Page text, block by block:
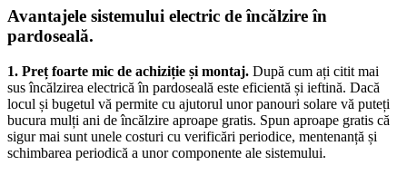
Avantajele sistemului electric de încălzire în
pardoseală.
1. Preț foarte mic de achiziție și montaj. După cum ați citit mai
sus încălzirea electrică în pardoseală este eficientă și ieftină. Dacă
locul și bugetul vă permite cu ajutorul unor panouri solare vă puteți
bucura mulți ani de încălzire aproape gratis. Spun aproape gratis că
sigur mai sunt unele costuri cu verificări periodice, mentenanță și
schimbarea periodică a unor componente ale sistemului.